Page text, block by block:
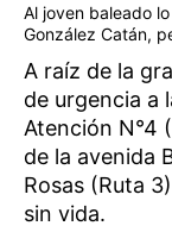
Al joven baleado
González Catán,
A raíz de la
de urgencia a
Atención N°4
de la avenida
Rosas (Ruta
sin vida.